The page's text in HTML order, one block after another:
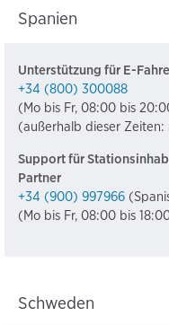
Spanien
Unterstützung für E-
+34 (800) 300088
(Mo bis Fr, 08:00 bis
(außerhalb dieser Zeiten:
Support für
Partner
+34 (900) 997966
(Mo bis Fr, 08:00 bis
Schweden